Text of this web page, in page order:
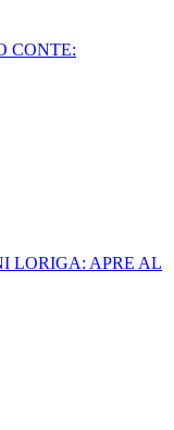
CONTE:
LORIGA: APRE AL